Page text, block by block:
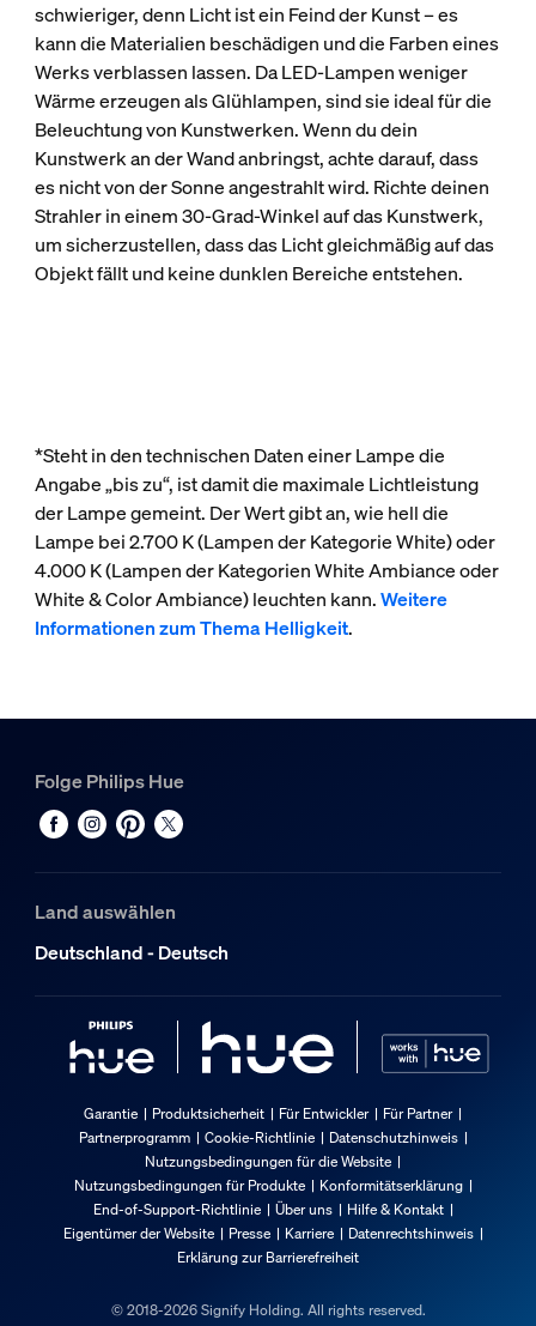
schwieriger, denn Licht ist ein Feind der Kunst – es
kann die Materialien beschädigen und die Farben eines
Werks verblassen lassen. Da LED-Lampen weniger
Wärme erzeugen als Glühlampen, sind sie ideal für die
Beleuchtung von Kunstwerken. Wenn du dein
Kunstwerk an der Wand anbringst, achte darauf, dass
es nicht von der Sonne angestrahlt wird. Richte deinen
Strahler in einem 30-Grad-Winkel auf das Kunstwerk,
um sicherzustellen, dass das Licht gleichmäßig auf das
Objekt fällt und keine dunklen Bereiche entstehen.
*Steht in den technischen Daten einer Lampe die
Angabe „bis zu“, ist damit die maximale Lichtleistung
der Lampe gemeint. Der Wert gibt an, wie hell die
Lampe bei 2.700 K (Lampen der Kategorie White) oder
4.000 K (Lampen der Kategorien White Ambiance oder
White & Color Ambiance) leuchten kann.Weitere
Informationen zum Thema Helligkeit.
Folge Philips Hue
Land auswählen
Deutschland - Deutsch
Garantie Produktsicherheit Für Entwickler
Für Partner
Partnerprogramm
Cookie-Richtlinie
Datenschutzhinweis
Nutzungsbedingungen für die Website
Nutzungsbedingungen für Produkte
Konformitätserklärung
End-of-Support-Richtlinie
Über uns
Hilfe & Kontakt
Eigentümer der Website
Presse Karriere
Datenrechtshinweis
Erklärung zur Barrierefreiheit
© 2018-2026 Signify Holding. All rights reserved.